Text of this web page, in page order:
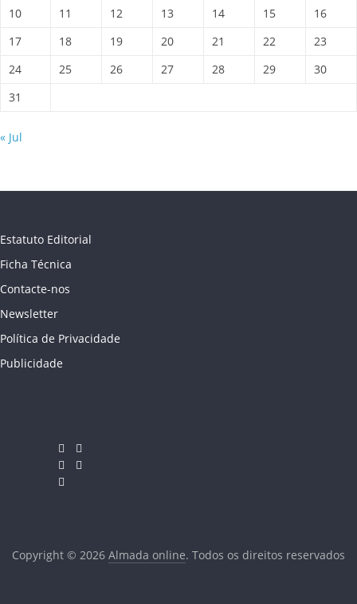
10
11 12 13 14 15
16
17
18 19 20 21 22
23
24
25 26 27 28 29
30
31
« Jul
Estatuto Editorial
Ficha Técnica
Contacte-nos
Newsletter
Política de Privacidade
Publicidade
Copyright © 2026 Almada online. Todos os direitos reservados